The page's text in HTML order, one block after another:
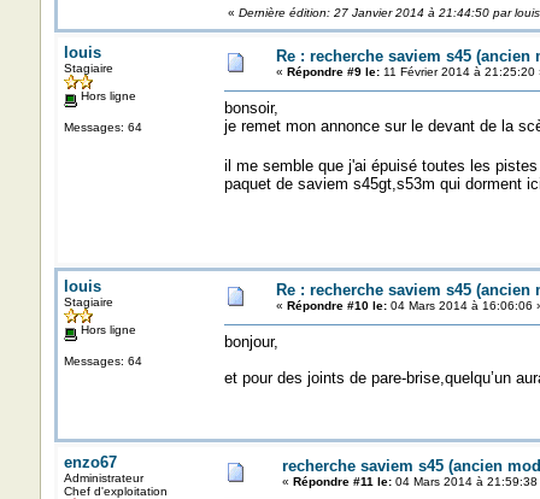
« Dernière édition: 27 Janvier 2014 à 21:44:50 par louis
louis
Stagiaire
Hors ligne
Messages: 64
Re : recherche saviem s45 (ancien
« Répondre #9 le:11 Février 2014 à 21:25:20
bonsoir,
je remet mon annonce sur le devant de la
il me semble que j'ai épuisé toutes les
paquet de saviem s45gt,s53m qui dorment
louis
Stagiaire
Hors ligne
Messages: 64
Re : recherche saviem s45 (ancien
« Répondre #10 le:04 Mars 2014 à 16:06:06
bonjour,
et pour des joints de pare-brise,quelqu’un
enzo67
Administrateur
Chef d'exploitation
recherche saviem s45 (ancien
« Répondre #11 le:04 Mars 2014 à 21:59:38